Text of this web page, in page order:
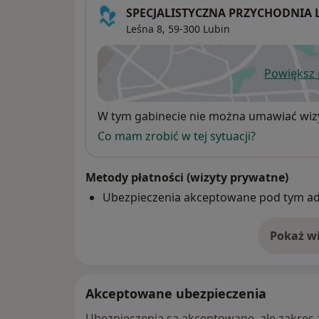
- Plastyka warg sromowych większych :
AUGMENTACJA – wypełnianie,
Neauvia Organic Intense Rose
Redukcja warg większych przy ich przeroście
- O-shot- orgasmic shot- poprawa
- G-shot
- osocze bogatopłytkowe PRP (
leczenie ran)
- korekta blizn po nacięciu krocza
- plastyka pochwy i krocza
- obkurczanie pochwy (zespół rozluźnienia
- poprawa komfortu podczas współżycia
- leczenie wysiłkowego nietrzymania
SPECJALISTYCZNA
Leśna 8, 59-300 Lubin
Powiększ
Dostępność
W tym gabinecie nie można umawiać
Co mam zrobić w tej sytuacji?
Metody płatności (wizyty prywatne)
Ubezpieczenia akceptowane pod tym
Pokażo
Akceptowane ubezpieczenia